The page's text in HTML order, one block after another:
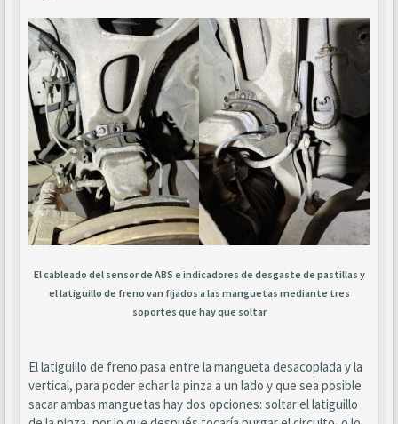
El cableado del sensor de ABS e indicadores de desgaste de pastillas y
el latiguillo de freno van fijados a las manguetas mediante tres
soportes que hay que soltar
El latiguillo de freno pasa entre la mangueta desacoplada y la
vertical, para poder echar la pinza a un lado y que sea posible
sacar ambas manguetas hay dos opciones: soltar el latiguillo